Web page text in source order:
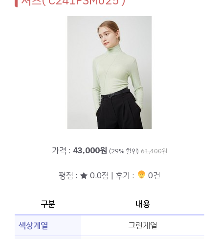
가격 : 43,000원 (29% 할인) 61,400원
평점 : ★ 0.0점 | 후기 : 0건
구분
내용
색상계열
그린계열